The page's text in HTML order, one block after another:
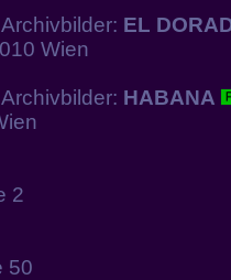
EL
Wien
HABANA
2
50